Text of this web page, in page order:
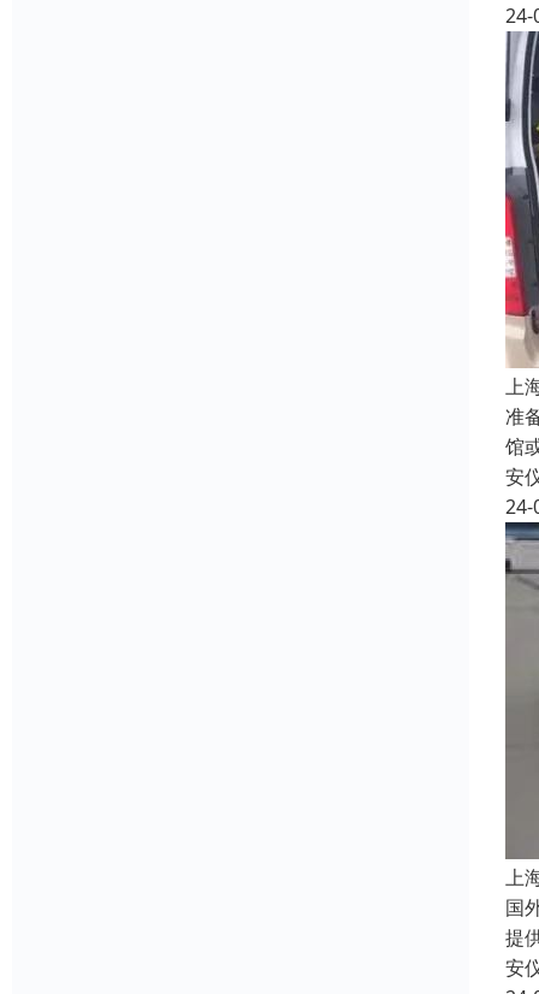
24-
上
准
馆
安
24-
上
国
提
安